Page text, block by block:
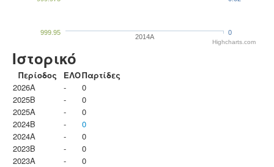
2014A
999.95 0
Highcharts.com
Ιστορικό
Περίοδος ΕΛΟΠαρτίδες
2026A
-
0
2025B
-
0
2025A
-
0
2024B
-
0
2024A
-
0
2023B
-
0
2023Α
-
0